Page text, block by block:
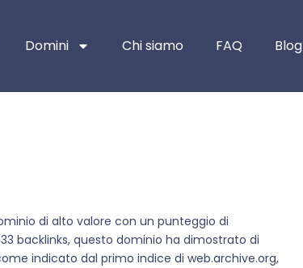
Domini Chi siamo FAQ Blog
di alto valore con un punteggio di
backlinks, questo dominio ha dimostrato di
indicato dal primo indice di web.archive.org,